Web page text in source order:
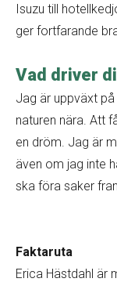
Isuzu till
ger fortfarande
Vad driver
Jag är uppväxt
naturen nära. Att
en dröm. Jag är
även om jag inte
ska föra saker
Faktaruta
Erica Hästdahl är